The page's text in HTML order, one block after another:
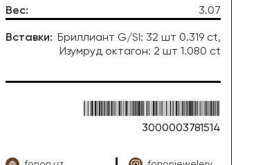
Вес: 3.07
Вставки:
Бриллиант G/SI: 32 шт 0.319 ct,
Изумруд октагон: 2 шт 1.080 ct
3000003781514